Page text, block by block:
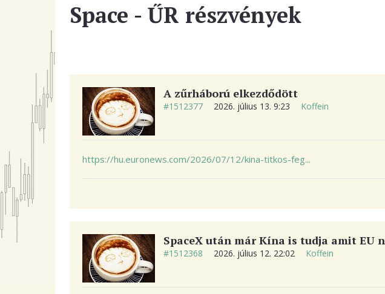
Space - ŰR részvények
A zűrháború elkezdődött
#1512377 2026. július 13. 9:23 Koffein
https://hu.euronews.com/2026/07/12/kina-titkos-feg...
SpaceX után már Kína is tudja amit EU
#1512368 2026. július 12. 22:02 Koffein